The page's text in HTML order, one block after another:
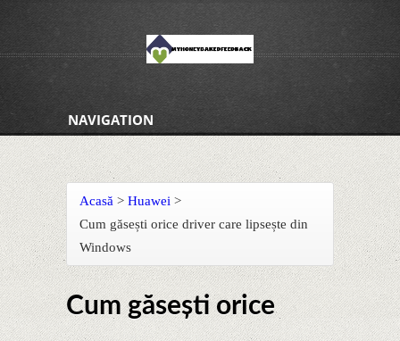
NAVIGATION
Acasă > Huawei >
Cum găsești orice driver care lipsește din
Windows
Cum găsești orice